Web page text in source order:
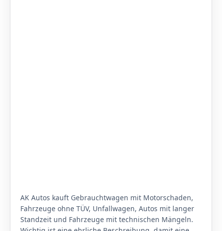
AK Autos kauft Gebrauchtwagen mit Motorschaden,
Fahrzeuge ohne TÜV, Unfallwagen, Autos mit langer
Standzeit und Fahrzeuge mit technischen Mängeln.